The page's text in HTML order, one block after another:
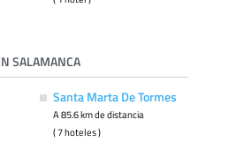
SALAMANCA
Santa Marta De Tormes
A 85.6 km de distancia
( 7 hoteles )